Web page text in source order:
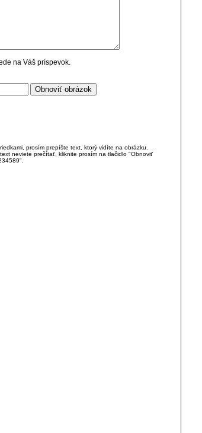
na Váš príspevok.
prosím prepíšte text, ktorý vidíte na obrázku.
neviete prečítať, kliknite prosím na tlačidlo "Obnoviť